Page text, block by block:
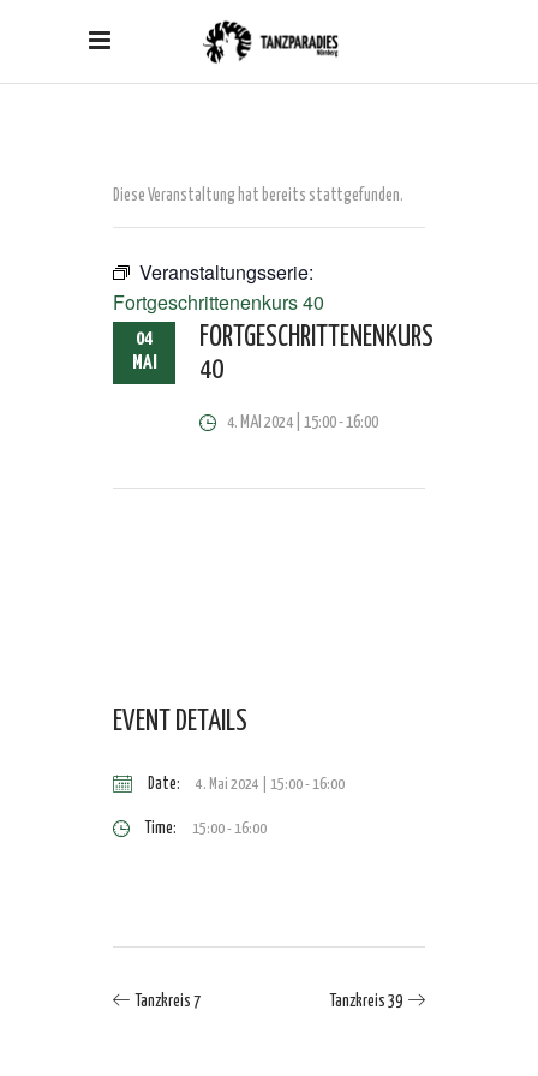
Diese Veranstaltung hat bereits stattgefunden.
Veranstaltungsserie:
Fortgeschrittenenkurs 40
04
MAI
FORTGESCHRITTENENKURS
40
4. MAI 2024 | 15:00-16:00
EVENT DETAILS
Date: 4. Mai 2024 | 15:00-16:00
Time: 15:00 - 16:00
Tanzkreis 7 Tanzkreis 39